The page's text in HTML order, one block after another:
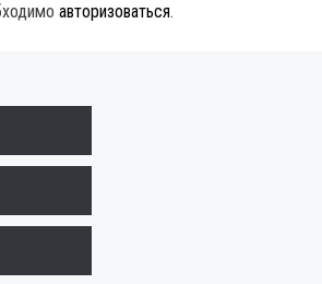
авторизоваться.